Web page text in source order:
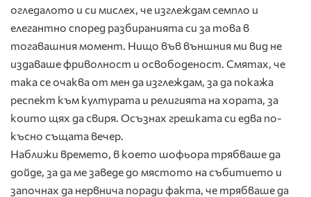
огледалото и си мислех, че изглеждам семпло и
елегантно според разбиранията си за това в
тогавашния момент. Нищо във външния ми вид не
издаваше фриволност и освободеност. Смятах, че
така се очаква от мен да изглеждам, за да покажа
респект към културата и религията на хората, за
които щях да свиря. Осъзнах грешката си едва по-
късно същата вечер.
Наближи времето, в което шофьора трябваше да
дойде, за да ме заведе до мястото на събитието и
започнах да нервнича поради факта, че трябваше да